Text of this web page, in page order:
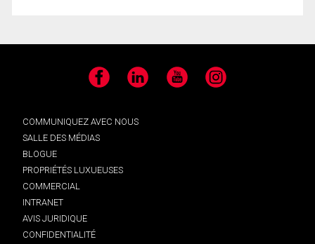
Facebook LinkedIn YouTube Instagram
COMMUNIQUEZ AVEC NOUS
SALLE DES MÉDIAS
BLOGUE
PROPRIÉTÉS LUXUEUSES
COMMERCIAL
INTRANET
AVIS JURIDIQUE
CONFIDENTIALITÉ